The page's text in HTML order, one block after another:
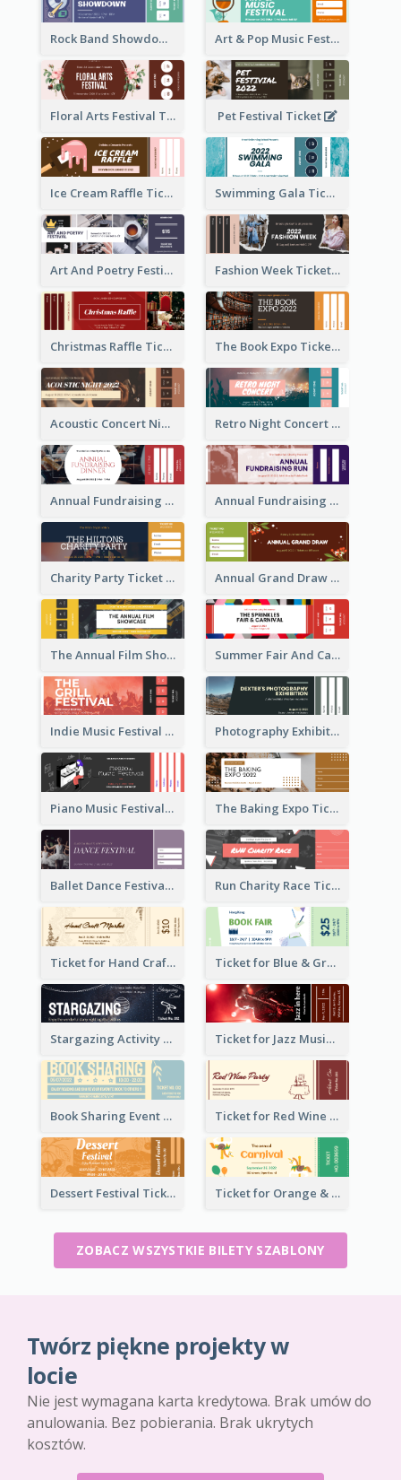
Rock Band Showdown Ticket Art & Pop Music Festival Ticket
Floral Arts Festival Ticket Pet Festival Ticket
Ice Cream Raffle Ticket Swimming Gala Ticket
Art And Poetry Festival Ticket Fashion Week Ticket
Christmas Raffle Ticket The Book Expo Ticket
Acoustic Concert Night Ticket Retro Night Concert Ticket
Annual Fundraising Dinner Ticket Annual Fundraising Run Ticket
Charity Party Ticket Annual Grand Draw Ticket
The Annual Film Showcase Ticket Summer Fair And Carnival Ticket
Indie Music Festival Ticket Photography Exhibition Ticket
Piano Music Festival Ticket The Baking Expo Ticket
Ballet Dance Festival Ticket Run Charity Race Ticket
Ticket for Hand Craft Market Ticket for Blue & Green Book Fair
Stargazing Activity Ticket Ticket for Jazz Music Festival
Book Sharing Event Ticket Ticket for Red Wine Party
Dessert Festival Ticket With Details Ticket for Orange & Green Carnival
ZOBACZ WSZYSTKIE BILETY SZABLONY
Twórz piękne projekty w
locie
Nie jest wymagana karta kredytowa. Brak umów do
anulowania. Bez pobierania. Brak ukrytych
kosztów.